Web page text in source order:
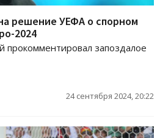
решение УЕФА о спорном
2024
прокомментировал запоздалое
24 сентября 2024, 20:22